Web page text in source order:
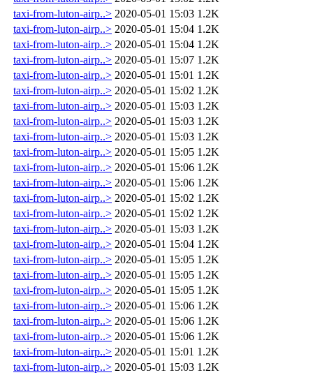
taxi-from-luton-airp..> 2020-05-01 15:03 1.2K
taxi-from-luton-airp..> 2020-05-01 15:04 1.2K
taxi-from-luton-airp..> 2020-05-01 15:04 1.2K
taxi-from-luton-airp..> 2020-05-01 15:07 1.2K
taxi-from-luton-airp..> 2020-05-01 15:01 1.2K
taxi-from-luton-airp..> 2020-05-01 15:02 1.2K
taxi-from-luton-airp..> 2020-05-01 15:03 1.2K
taxi-from-luton-airp..> 2020-05-01 15:03 1.2K
taxi-from-luton-airp..> 2020-05-01 15:03 1.2K
taxi-from-luton-airp..> 2020-05-01 15:05 1.2K
taxi-from-luton-airp..> 2020-05-01 15:06 1.2K
taxi-from-luton-airp..> 2020-05-01 15:06 1.2K
taxi-from-luton-airp..> 2020-05-01 15:02 1.2K
taxi-from-luton-airp..> 2020-05-01 15:02 1.2K
taxi-from-luton-airp..> 2020-05-01 15:03 1.2K
taxi-from-luton-airp..> 2020-05-01 15:04 1.2K
taxi-from-luton-airp..> 2020-05-01 15:05 1.2K
taxi-from-luton-airp..> 2020-05-01 15:05 1.2K
taxi-from-luton-airp..> 2020-05-01 15:05 1.2K
taxi-from-luton-airp..> 2020-05-01 15:06 1.2K
taxi-from-luton-airp..> 2020-05-01 15:06 1.2K
taxi-from-luton-airp..> 2020-05-01 15:06 1.2K
taxi-from-luton-airp..> 2020-05-01 15:01 1.2K
taxi-from-luton-airp..> 2020-05-01 15:03 1.2K